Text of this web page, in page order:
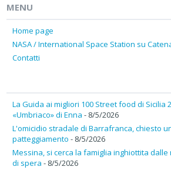
MENU
Home page
NASA / International Space Station su
Contatti
La Guida ai migliori 100 Street food di Sicilia
«Umbriaco» di Enna - 8/5/2026
L'omicidio stradale di Barrafranca, chiesto
patteggiamento - 8/5/2026
Messina, si cerca la famiglia inghiottita dalle
di spera - 8/5/2026